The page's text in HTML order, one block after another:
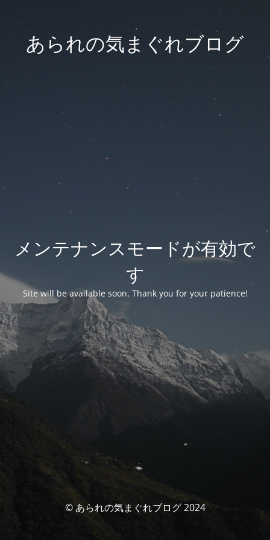
あられの気まぐれブログ
メンテナンスモードが有効で
す
Site will be available soon. Thank you for your patience!
© あられの気まぐれブログ 2024